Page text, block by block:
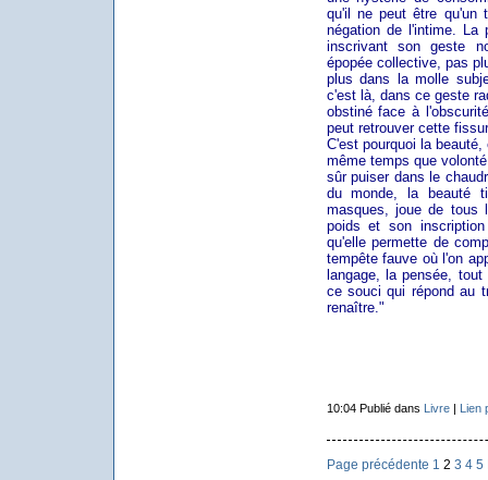
qu'il ne peut être qu'un
négation de l'intime. La
inscrivant son geste
épopée collective, pas
plus dans la molle
c'est là, dans ce geste
obstiné face à
peut retrouver cette
C'est pourquoi la
même temps que
sûr puiser dans le
du monde, la beauté
masques, joue de tous
poids et son
qu'elle permette de
tempête fauve où l'on
langage, la pensée,
ce souci qui répond au
renaître."
10:04 Publié dans Livre|
Page précédente 1 2 3 4 5